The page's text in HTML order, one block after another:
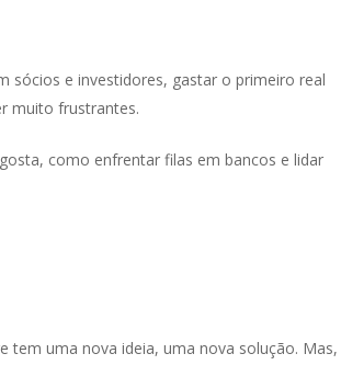
sócios e investidores, gastar o primeiro real
muito frustrantes.
como enfrentar filas em bancos e lidar
tem uma nova ideia, uma nova solução. Mas,